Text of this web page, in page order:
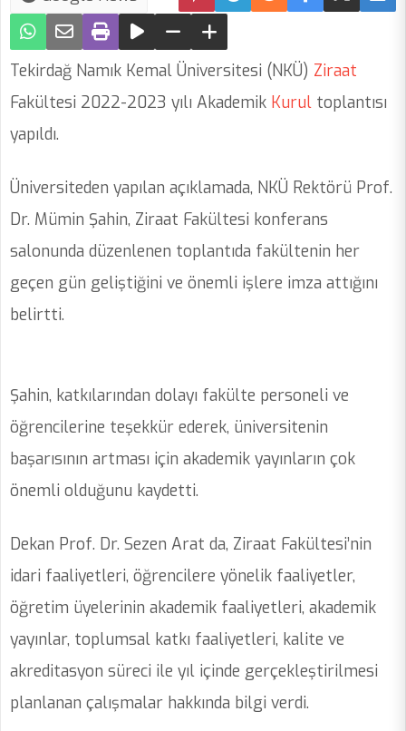
Tekirdağ Namık Kemal Üniversitesi (NKÜ) Ziraat
Fakültesi 2022-2023 yılı Akademik Kurul toplantısı
yapıldı.
Üniversiteden yapılan açıklamada, NKÜ Rektörü Prof.
Dr. Mümin Şahin, Ziraat Fakültesi konferans
salonunda düzenlenen toplantıda fakültenin her
geçen gün geliştiğini ve önemli işlere imza attığını
belirtti.
Şahin, katkılarından dolayı fakülte personeli ve
öğrencilerine teşekkür ederek, üniversitenin
başarısının artması için akademik yayınların çok
önemli olduğunu kaydetti.
Dekan Prof. Dr. Sezen Arat da, Ziraat Fakültesi’nin
idari faaliyetleri, öğrencilere yönelik faaliyetler,
öğretim üyelerinin akademik faaliyetleri, akademik
yayınlar, toplumsal katkı faaliyetleri, kalite ve
akreditasyon süreci ile yıl içinde gerçekleştirilmesi
planlanan çalışmalar hakkında bilgi verdi.